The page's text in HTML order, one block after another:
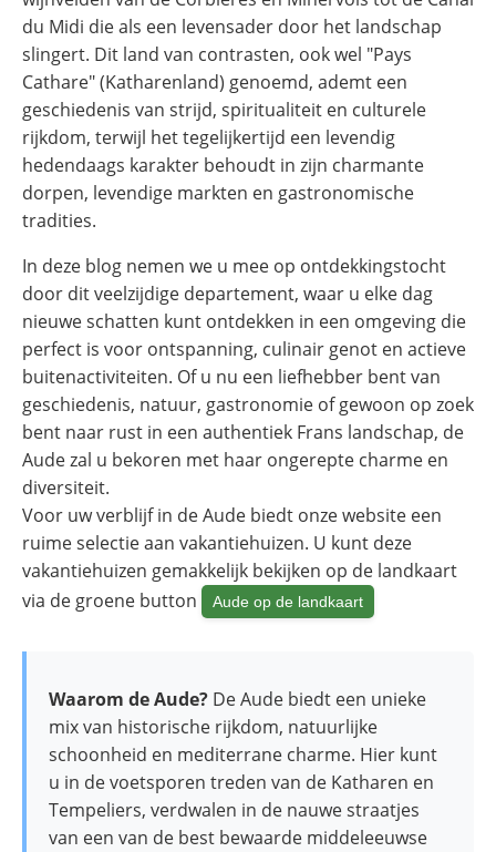
du Midi die als een levensader door het landschap
slingert. Dit land van contrasten, ook wel "Pays
Cathare" (Katharenland) genoemd, ademt een
geschiedenis van strijd, spiritualiteit en culturele
rijkdom, terwijl het tegelijkertijd een levendig
hedendaags karakter behoudt in zijn charmante
dorpen, levendige markten en gastronomische
tradities.
In deze blog nemen we u mee op ontdekkingstocht
door dit veelzijdige departement, waar u elke dag
nieuwe schatten kunt ontdekken in een omgeving die
perfect is voor ontspanning, culinair genot en actieve
buitenactiviteiten. Of u nu een liefhebber bent van
geschiedenis, natuur, gastronomie of gewoon op zoek
bent naar rust in een authentiek Frans landschap, de
Aude zal u bekoren met haar ongerepte charme en
diversiteit.
Voor uw verblijf in de Aude biedt onze website een
ruime selectie aan vakantiehuizen. U kunt deze
vakantiehuizen gemakkelijk bekijken op de landkaart
via de groene button
Aude op de landkaart
Waarom de Aude? De Aude biedt een unieke
mix van historische rijkdom, natuurlijke
schoonheid en mediterrane charme. Hier kunt
u in de voetsporen treden van de Katharen en
Tempeliers, verdwalen in de nauwe straatjes
van een van de best bewaarde middeleeuwse